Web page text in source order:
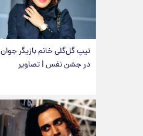
تیپ گل‌گلی خانم بازیگر جوان
در جشن نفس | تصاویر